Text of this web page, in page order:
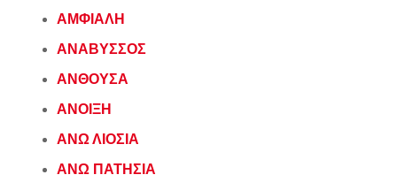
ΑΜΦΙΑΛΗ
ΑΝΑΒΥΣΣΟΣ
ΑΝΘΟΥΣΑ
ΑΝΟΙΞΗ
ΑΝΩ ΛΙΟΣΙΑ
ΑΝΩ ΠΑΤΗΣΙΑ